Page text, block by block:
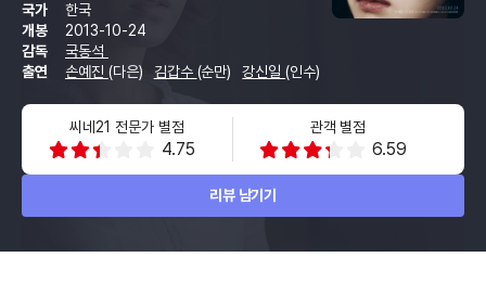
국가
한국
개봉
2013-10-24
감독
국동석
출연
손예진 (다은) 김갑수 (순만) 강신일(인수)
씨네21 전문가 별점
4.75
관객 별점
6.59
리뷰 남기기